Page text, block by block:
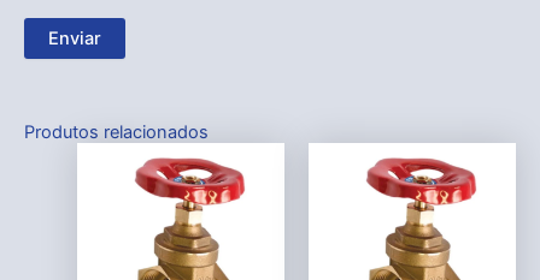
Produtos relacionados